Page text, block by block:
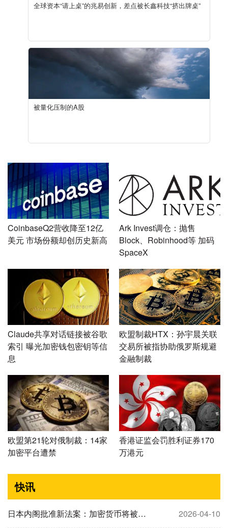
全球资本“请上桌”的兆易创新，差点被长鑫科技“挤出牌桌”
被量化压制的A股
CoinbaseQ2营收降至12亿
美元 市场份额却创历史新高
Ark Invest调仓：抛售
Block、Robinhood等 加码
SpaceX
Claude共享对话链接被谷歌
索引 曝光加密钱包密钥等信
息
欧盟制裁HTX：孙宇晨关联
交易所被指协助俄罗斯规避
金融制裁
欧盟第21轮对俄制裁：14家
加密平台遭禁
香港证监会罚胜利证券170
万港元
快讯
日本内阁批准新法案：加密货币将被重新定义为金融产品 2026-04-10